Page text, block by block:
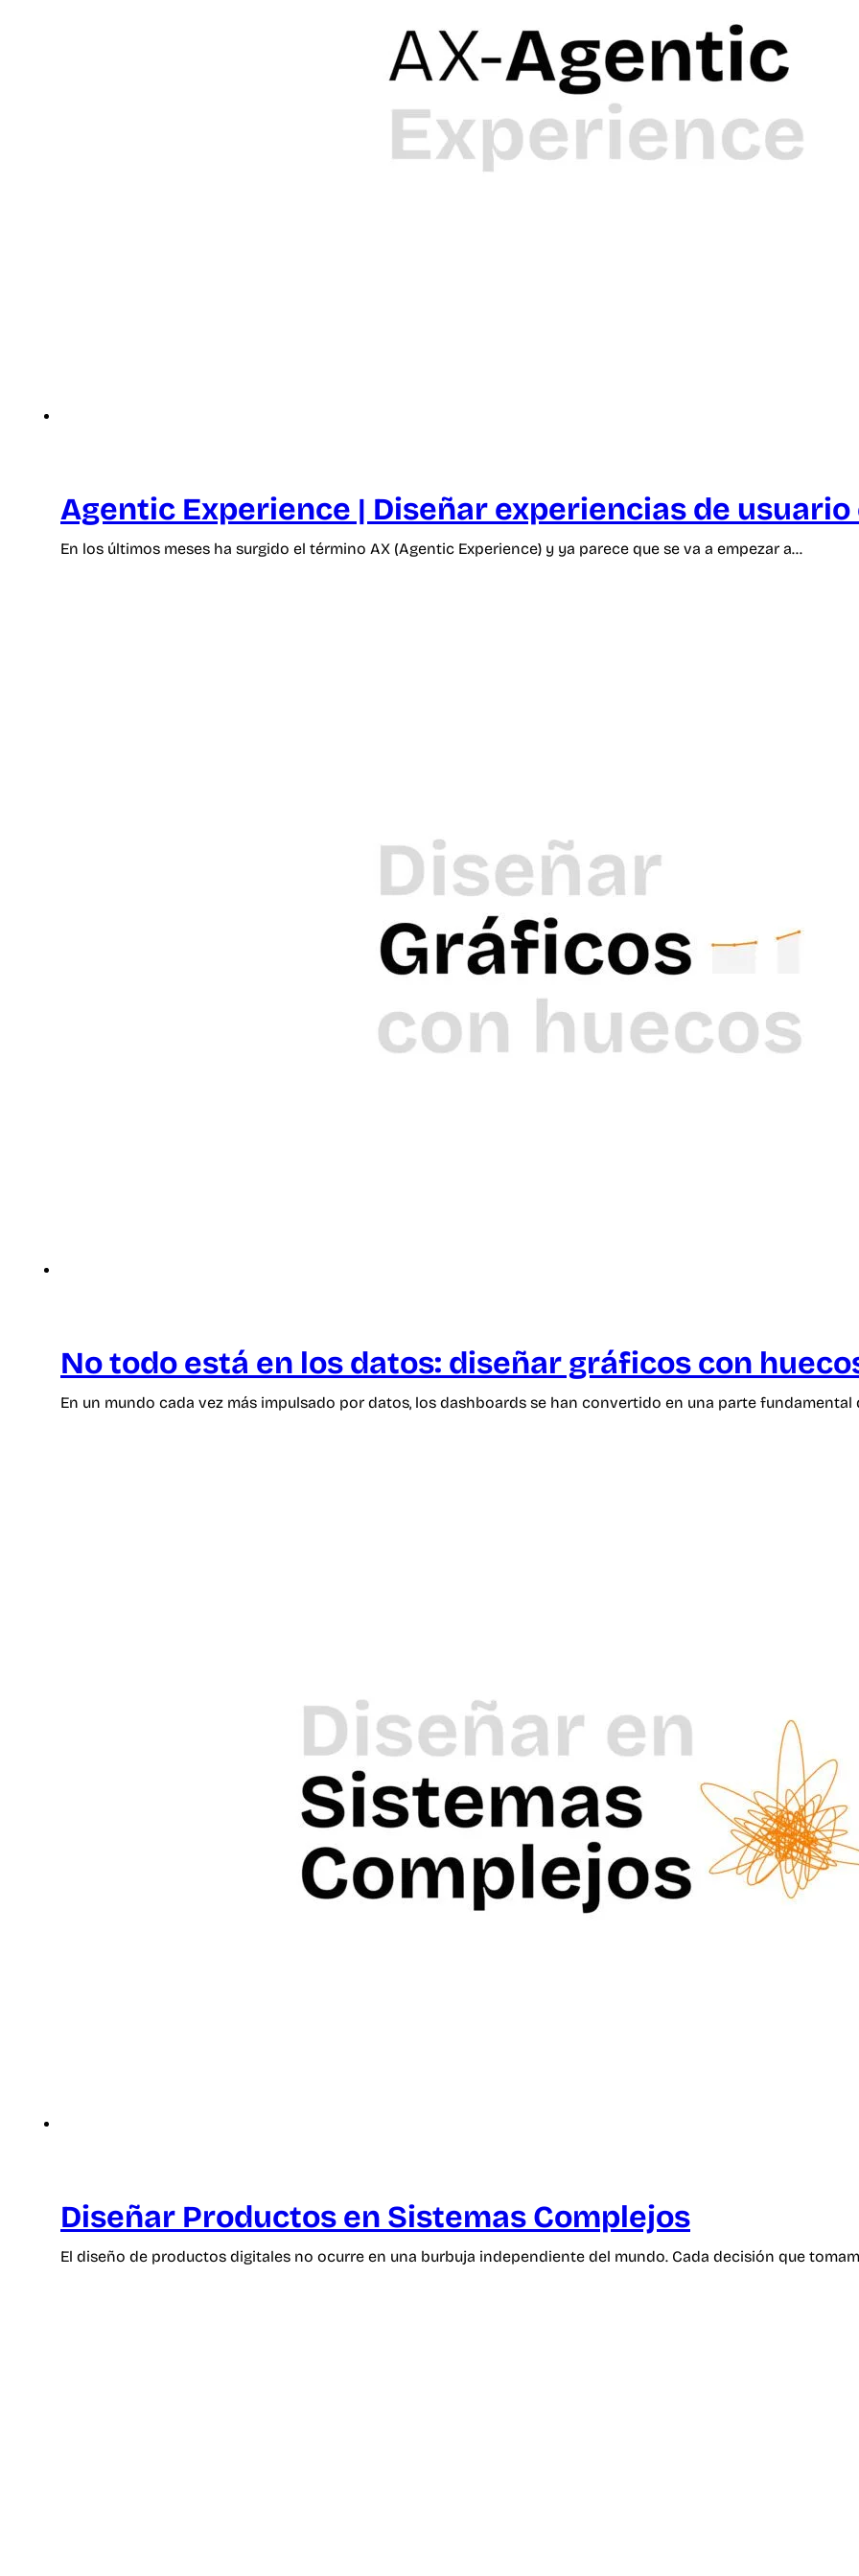
Agentic Experience | Diseñar experiencias de usuario
En los últimos meses ha surgido el término AX (Agentic Experience) y ya parece que se va a empezar a…
No todo está en los datos: diseñar gráficos con
En un mundo cada vez más impulsado por datos, los dashboards se han convertido en una parte fundamental
Diseñar Productos en Sistemas Complejos
El diseño de productos digitales no ocurre en una burbuja independiente del mundo. Cada decisión que